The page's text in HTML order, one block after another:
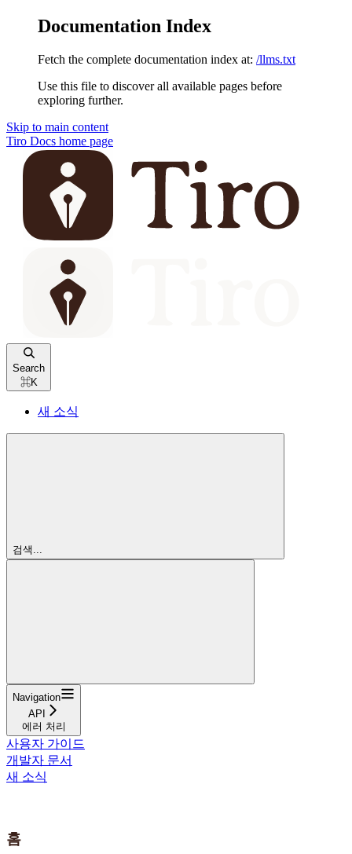
Documentation Index
Fetch the complete documentation index at: /llms.txt
Use this file to discover all available pages before
exploring further.
Skip to main content
Tiro Docs home page
Search
⌘K
새 소식
검색...
Navigation
API
에러 처리
사용자 가이드
개발자 문서
새 소식
홈